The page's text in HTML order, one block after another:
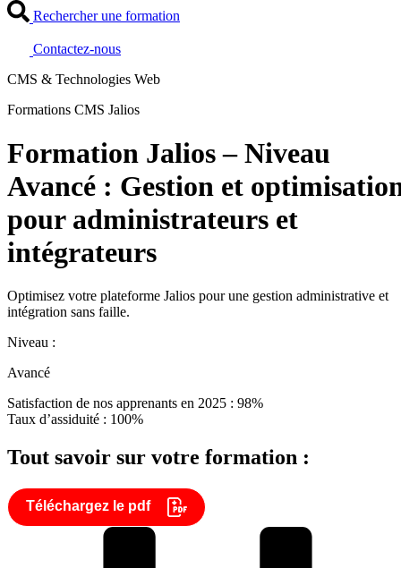
Rechercher une formation
Contactez-nous
CMS & Technologies Web
Formations CMS Jalios
Formation Jalios – Niveau
Avancé : Gestion et
pour administrateurs et
intégrateurs
Optimisez votre plateforme Jalios pour une gestion administrative et
intégration sans faille.
Niveau :
Avancé
Satisfaction de nos apprenants en 2025 : 98%
Taux d’assiduité : 100%
Tout savoir sur votre formation :
Téléchargez le pdf